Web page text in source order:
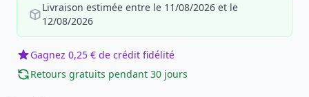
Livraison estimée entre le 11/08/2026 et le
12/08/2026
Gagnez 0,25 € de crédit fidélité
Retours gratuits pendant 30 jours